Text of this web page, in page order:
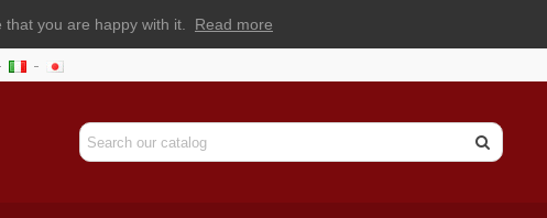
you are happy with it. Read more